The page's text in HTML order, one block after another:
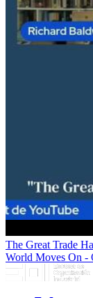
The Great Trade
World Moves On -